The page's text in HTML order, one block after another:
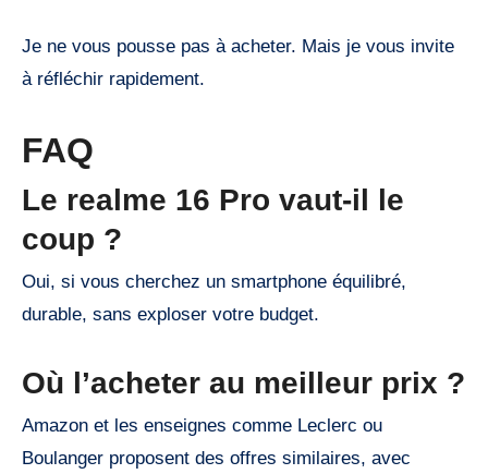
Je ne vous pousse pas à acheter. Mais je vous invite
à réfléchir rapidement.
FAQ
Le realme 16 Pro vaut-il le
coup ?
Oui, si vous cherchez un smartphone équilibré,
durable, sans exploser votre budget.
Où l’acheter au meilleur prix ?
Amazon et les enseignes comme Leclerc ou
Boulanger proposent des offres similaires, avec